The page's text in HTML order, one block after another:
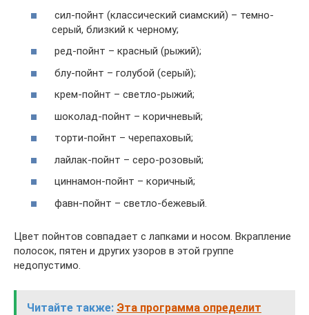
сил-пойнт (классический сиамский) – темно-
серый, близкий к черному;
ред-пойнт – красный (рыжий);
блу-пойнт – голубой (серый);
крем-пойнт – светло-рыжий;
шоколад-пойнт – коричневый;
торти-пойнт – черепаховый;
лайлак-пойнт – серо-розовый;
циннамон-пойнт – коричный;
фавн-пойнт – светло-бежевый.
Цвет пойнтов совпадает с лапками и носом. Вкрапление
полосок, пятен и других узоров в этой группе
недопустимо.
Читайте также: Эта программа определит